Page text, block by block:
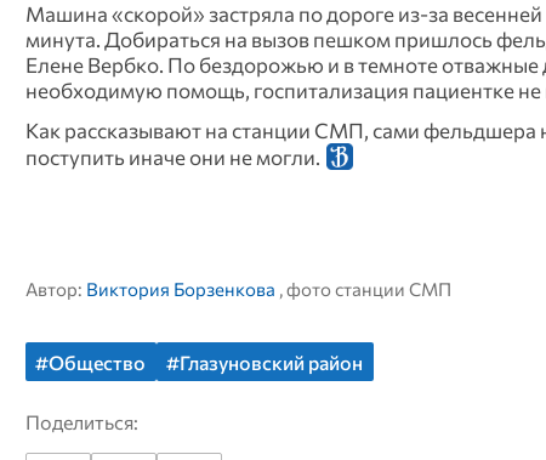
Машина «скорой» застряла по дороге из-за
минута. Добираться на вызов пешком пришлось
Елене Вербко. По бездорожью и в темноте
необходимую помощь, госпитализация пациентке не
Как рассказывают на станции СМП, сами фельдшера
поступить иначе они не могли.
Автор: Виктория Борзенкова , фото станции СМП
#Общество #Глазуновский район
Поделиться: